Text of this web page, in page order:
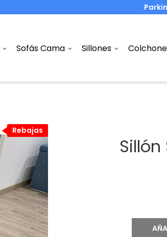
Sofás Cama Sillones
Rebajas
Rebajas
Sillón